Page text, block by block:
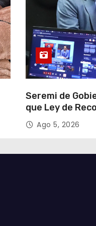
Seremi de
que Ley de
Nacional
inversión y el
Ago 5, 2026